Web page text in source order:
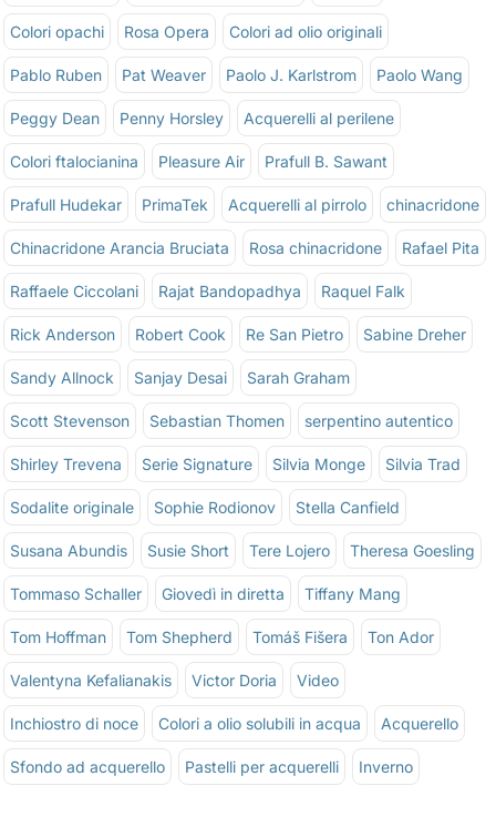
Colori opachi Rosa Opera Colori ad olio originali
Pablo Ruben Pat Weaver Paolo J. Karlstrom Paolo Wang
Peggy Dean Penny Horsley Acquerelli al perilene
Colori ftalocianina Pleasure Air Prafull B. Sawant
Prafull Hudekar PrimaTek Acquerelli al pirrolo chinacridone
Chinacridone Arancia Bruciata Rosa chinacridone Rafael Pita
Raffaele Ciccolani Rajat Bandopadhya Raquel Falk
Rick Anderson Robert Cook Re San Pietro Sabine Dreher
Sandy Allnock Sanjay Desai Sarah Graham
Scott Stevenson Sebastian Thomen serpentino autentico
Shirley Trevena Serie Signature Silvia Monge Silvia Trad
Sodalite originale Sophie Rodionov Stella Canfield
Susana Abundis Susie Short Tere Lojero Theresa Goesling
Tommaso Schaller Giovedì in diretta Tiffany Mang
Tom Hoffman Tom Shepherd Tomáš Fišera Ton Ador
Valentyna Kefalianakis Victor Doria Video
Inchiostro di noce Colori a olio solubili in acqua Acquerello
Sfondo ad acquerello Pastelli per acquerelli Inverno